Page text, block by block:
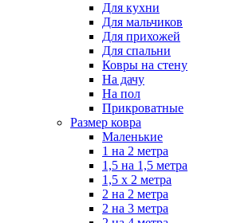
Для кухни
Для мальчиков
Для прихожей
Для спальни
Ковры на стену
На дачу
На пол
Прикроватные
Размер ковра
Маленькие
1 на 2 метра
1,5 на 1,5 метра
1,5 х 2 метра
2 на 2 метра
2 на 3 метра